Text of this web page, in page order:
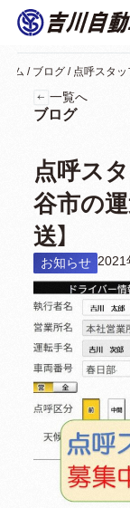
ーム / ブログ / 点呼スタッ
一覧へ
ブログ
点呼ス
谷市の
送】
お知らせ 2021